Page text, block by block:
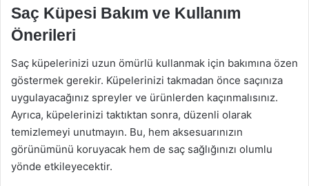
Saç Küpesi Bakım ve Kullanım
Önerileri
Saç küpelerinizi uzun ömürlü kullanmak için bakımına özen
göstermek gerekir. Küpelerinizi takmadan önce saçınıza
uygulayacağınız spreyler ve ürünlerden kaçınmalısınız.
Ayrıca, küpelerinizi taktıktan sonra, düzenli olarak
temizlemeyi unutmayın. Bu, hem aksesuarınızın
görünümünü koruyacak hem de saç sağlığınızı olumlu
yönde etkileyecektir.